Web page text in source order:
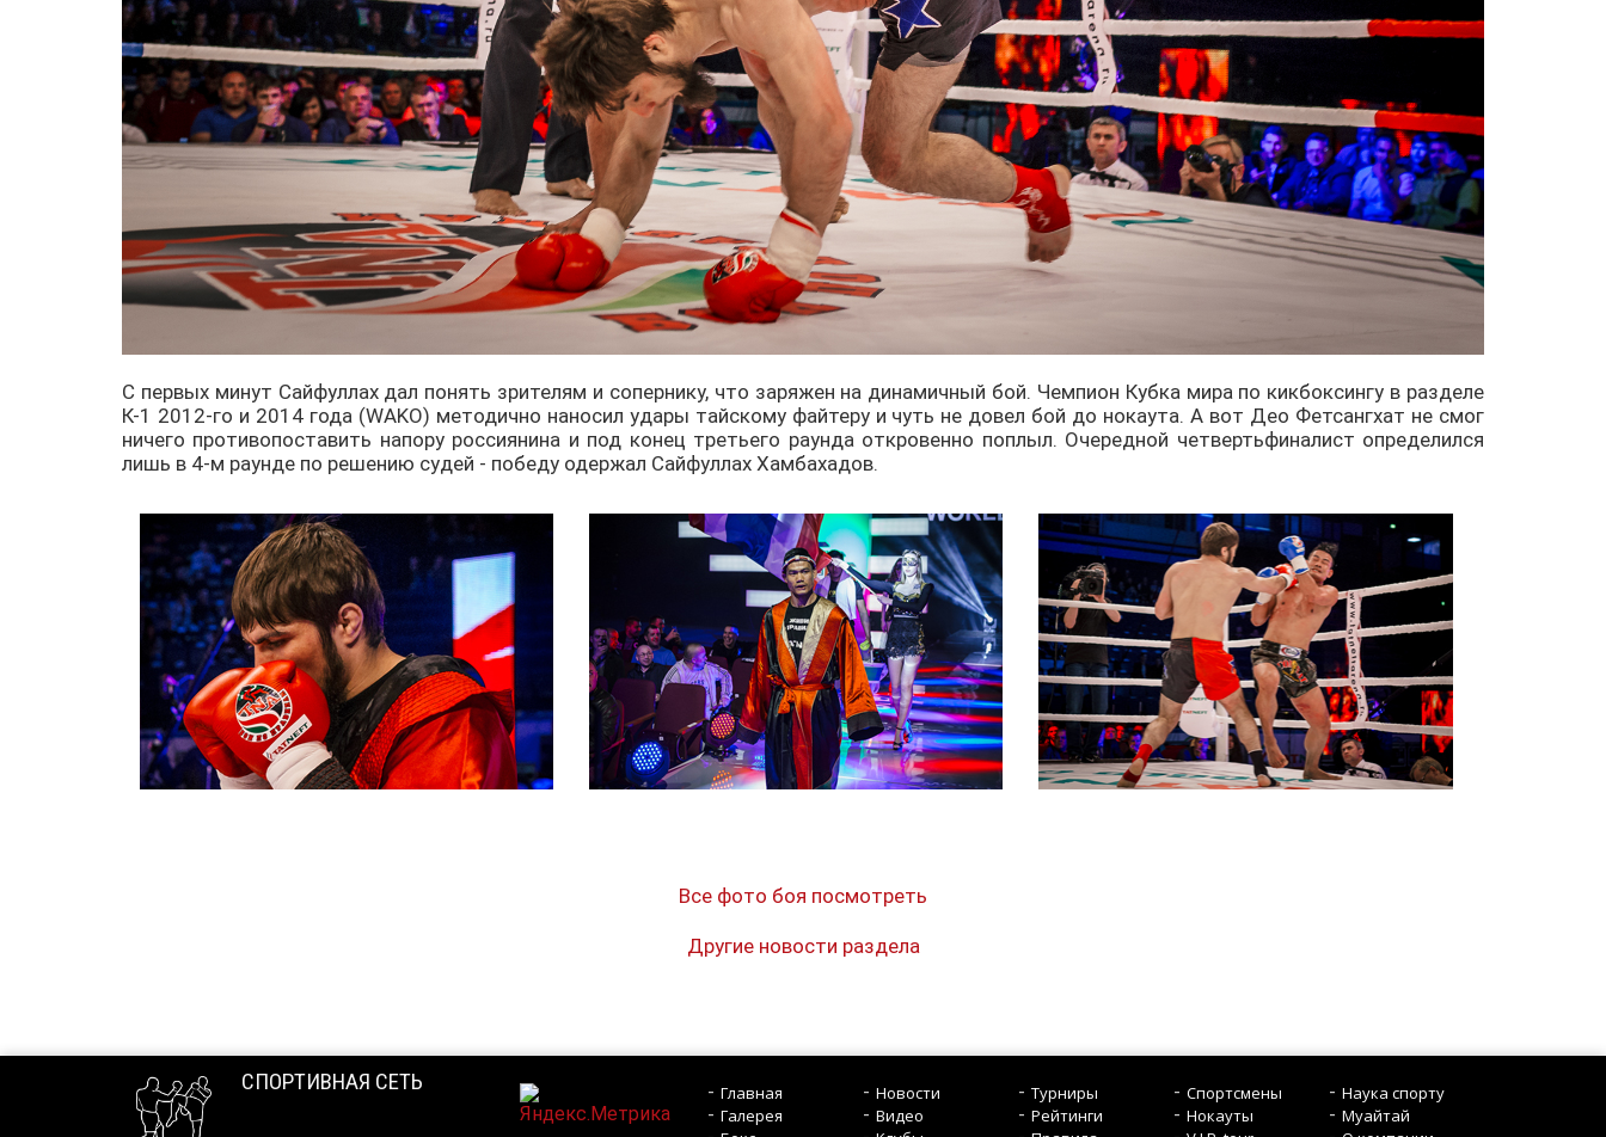
С первых минут Сайфуллах дал понять зрителям и сопернику, что заряжен на динамичный бой. Чемпион Кубка мира по кикбоксингу в разделе
К-1 2012-го и 2014 года (WAKO) методично наносил удары тайскому файтеру и чуть не довел бой до нокаута. А вот Део Фетсангхат не смог
ничего противопоставить напору россиянина и под конец третьего раунда откровенно поплыл. Очередной четвертьфиналист определился
лишь в 4-м раунде по решению судей - победу одержал Сайфуллах Хамбахадов.
Все фото боя посмотреть
Другие новости раздела
СПОРТИВНАЯ СЕТЬ Главная Новости Турниры Спортсмены
Наука спорту
Галерея
Видео Рейтинги Нокауты
Mуайтай